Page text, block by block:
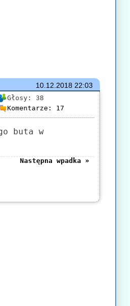
10.12.201822:03
Głosy: 38
Komentarze: 17
buta w
Następna wpadka »